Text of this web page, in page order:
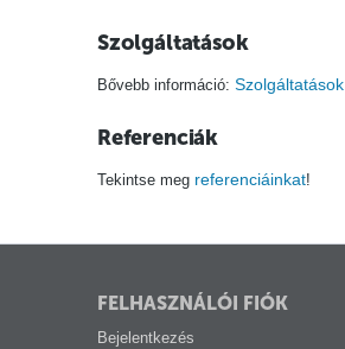
Szolgáltatások
Bővebb információ: Szolgáltatások
Referenciák
Tekintse meg referenciáinkat!
FELHASZNÁLÓI FIÓK
Bejelentkezés